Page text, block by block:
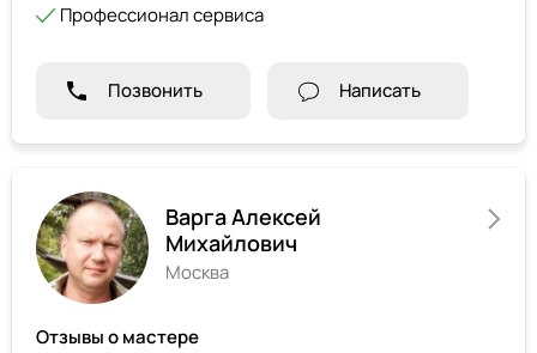
Профессионал сервиса
Позвонить Написать
Варга Алексей
Михайлович
Москва
Отзывы о мастере